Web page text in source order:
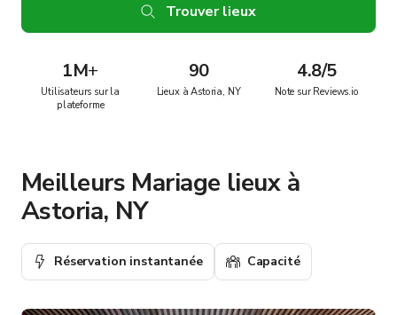
Trouver lieux
1M+
Utilisateurs sur la
plateforme
90
Lieux à Astoria, NY
4.8/5
Note sur Reviews.io
Meilleurs Mariage lieux à
Astoria, NY
Réservation instantanée Capacité